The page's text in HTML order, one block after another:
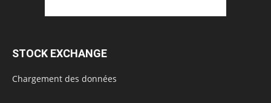
STOCK EXCHANGE
Chargement des données